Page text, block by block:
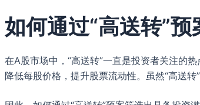
如何通过“高送转”
在A股市场中，“高送转”一直是投资者关注的
降低每股价格，提升股票流动性。虽然“高送